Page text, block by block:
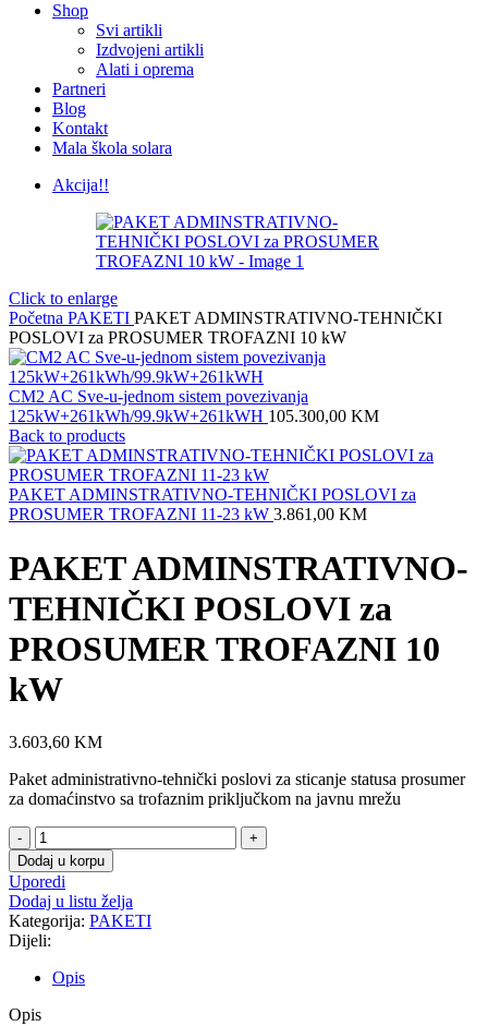
Shop
Svi artikli
Izdvojeni artikli
Alati i oprema
Partneri
Blog
Kontakt
Mala škola solara
Akcija!!
Click to enlarge
Početna PAKETI PAKET ADMINSTRATIVNO-TEHNIČKI
POSLOVI za PROSUMER TROFAZNI 10 kW
CM2 AC Sve-u-jednom sistem povezivanja
125kW+261kWh/99.9kW+261kWH 105.300,00 KM
Back to products
PAKET ADMINSTRATIVNO-TEHNIČKI POSLOVI za
PROSUMER TROFAZNI 11-23 kW 3.861,00 KM
PAKET ADMINSTRATIVNO-
TEHNIČKI POSLOVI za
PROSUMER TROFAZNI 10
kW
3.603,60 KM
Paket administrativno-tehnički poslovi za sticanje statusa prosumer
za domaćinstvo sa trofaznim priključkom na javnu mrežu
PAKET
ADMINSTRATIVNO-
TEHNIČKI
POSLOVI
za
PROSUMER
TROFAZNI
10
kW
količina
Dodaj u korpu
Uporedi
Dodaj u listu želja
Kategorija: PAKETI
Dijeli:
Opis
Opis